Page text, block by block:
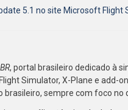
5.1 no site Microsoft Flight
, portal brasileiro dedicado à
Simulator, X-Plane e add-
brasileiro, sempre com foco